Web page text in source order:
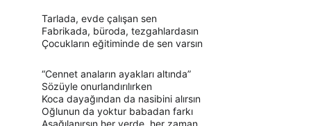
Tarlada, evde çalışan sen
Fabrikada, büroda, tezgahlardasın
Çocukların eğitiminde de sen varsın
“Cennet anaların ayakları altında”
Sözüyle onurlandırılırken
Koca dayağından da nasibini alırsın
Oğlunun da yoktur babadan farkı
Aşağılanırsın her yerde, her zaman